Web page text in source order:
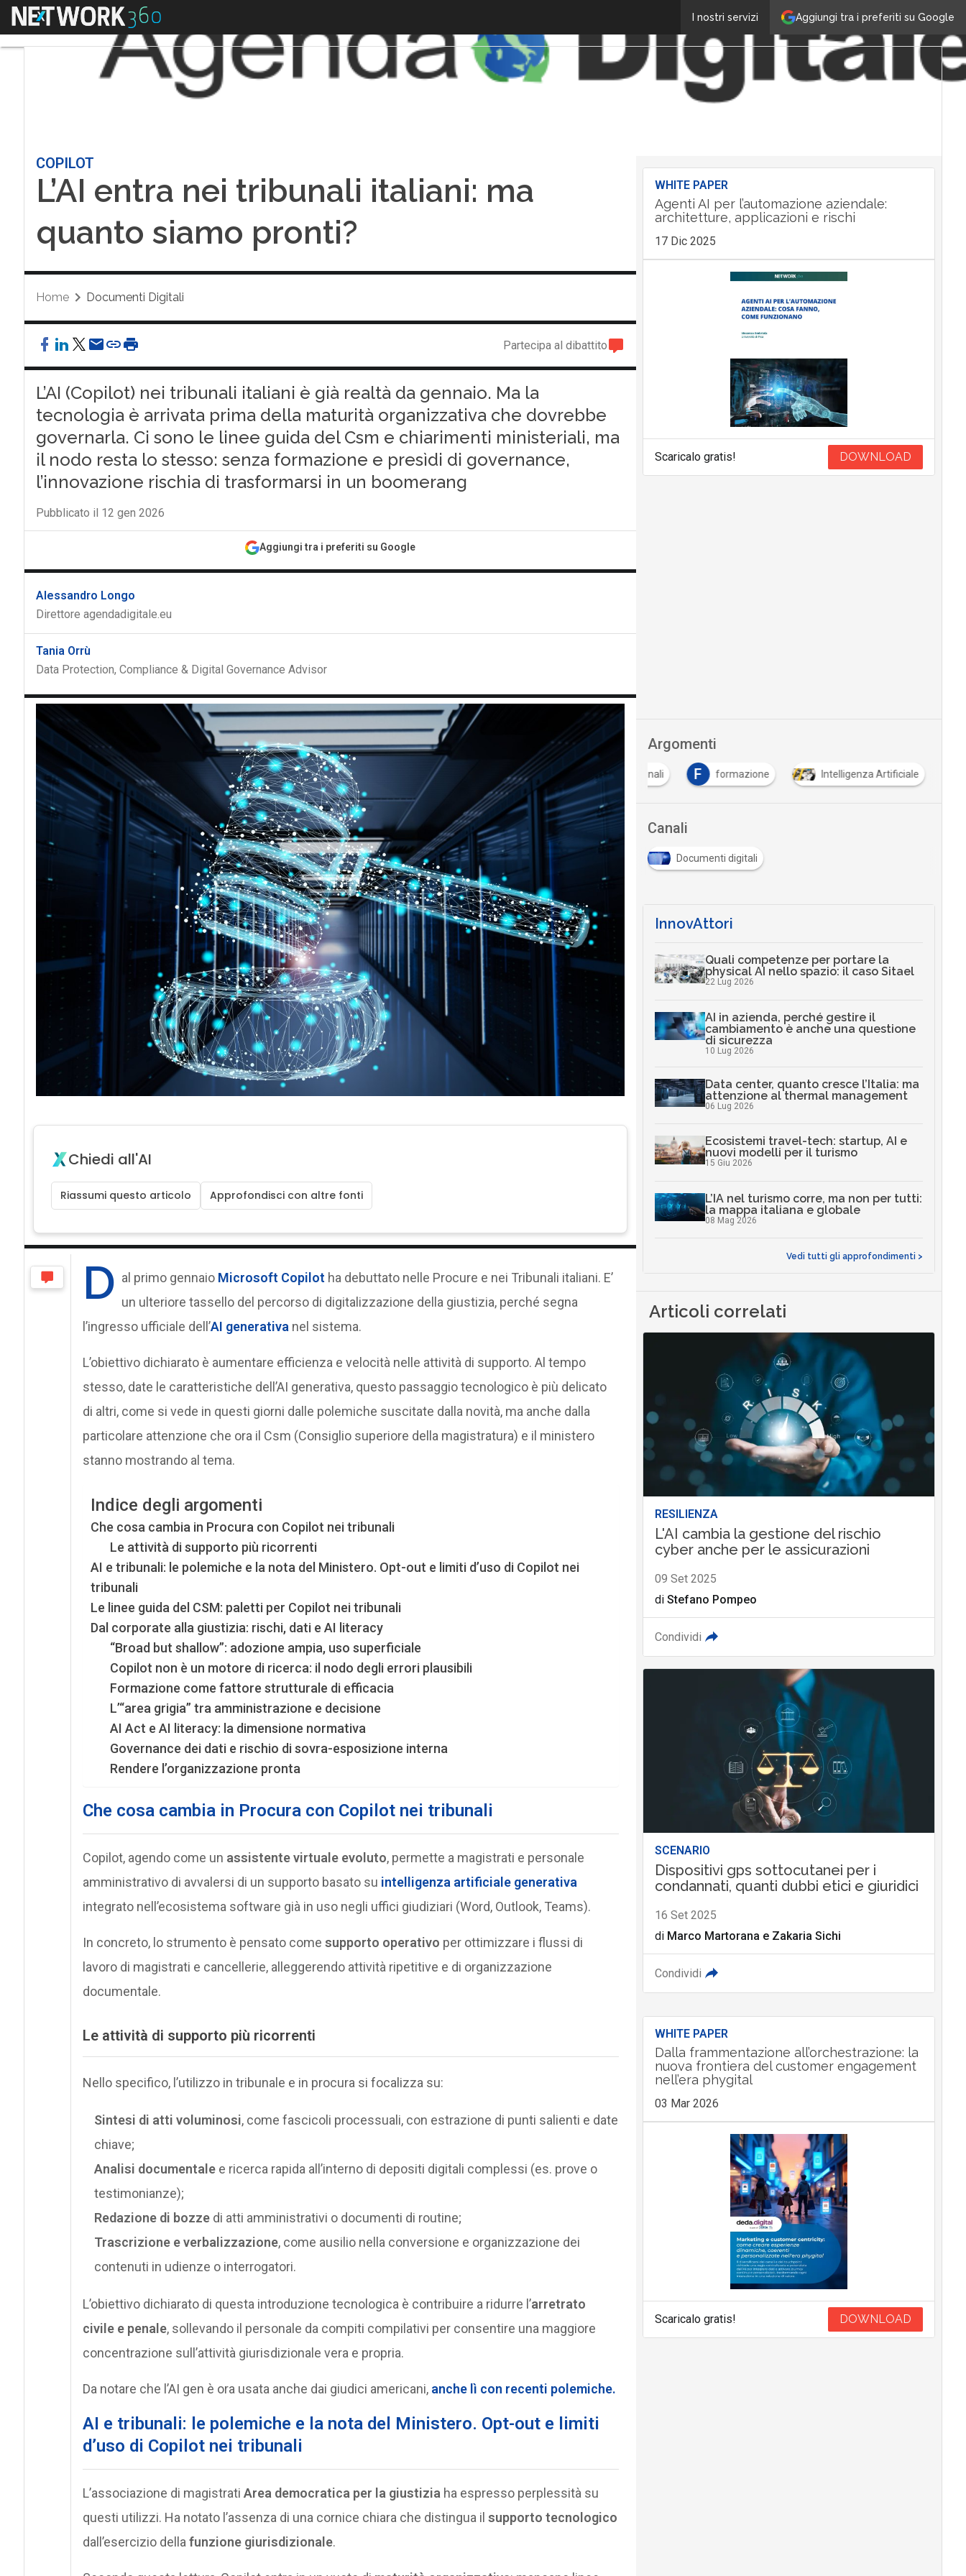
Aggiungi tra i preferiti su Google
I nostri servizi
Menu
COPILOT
L’AI entra nei tribunali italiani: ma
quanto siamo pronti?
Home Documenti Digitali
Partecipa al dibattito
L’AI (Copilot) nei tribunali italiani è già realtà da gennaio. Ma la
tecnologia è arrivata prima della maturità organizzativa che dovrebbe
governarla. Ci sono le linee guida del Csm e chiarimenti ministeriali, ma
il nodo resta lo stesso: senza formazione e presìdi di governance,
l’innovazione rischia di trasformarsi in un boomerang
Pubblicato il 12 gen 2026
Aggiungi tra i preferiti su Google
Alessandro Longo
Direttore agendadigitale.eu
Tania Orrù
Data Protection, Compliance & Digital Governance Advisor
Chiedi all'AI
Riassumi questo articolo Approfondisci con altre fonti
D al primo gennaio Microsoft Copilot ha debuttato nelle Procure e nei Tribunali italiani. E’
un ulteriore tassello del percorso di digitalizzazione della giustizia, perché segna
l’ingresso ufficiale dell’AI generativa nel sistema.
L’obiettivo dichiarato è aumentare efficienza e velocità nelle attività di supporto. Al tempo
stesso, date le caratteristiche dell’AI generativa, questo passaggio tecnologico è più delicato
di altri, come si vede in questi giorni dalle polemiche suscitate dalla novità, ma anche dalla
particolare attenzione che ora il Csm (Consiglio superiore della magistratura) e il ministero
stanno mostrando al tema.
Indice degli argomenti
Che cosa cambia in Procura con Copilot nei tribunali
Le attività di supporto più ricorrenti
AI e tribunali: le polemiche e la nota del Ministero. Opt-out e limiti d’uso di Copilot nei
tribunali
Le linee guida del CSM: paletti per Copilot nei tribunali
Dal corporate alla giustizia: rischi, dati e AI literacy
“Broad but shallow”: adozione ampia, uso superficiale
Copilot non è un motore di ricerca: il nodo degli errori plausibili
Formazione come fattore strutturale di efficacia
L’“area grigia” tra amministrazione e decisione
AI Act e AI literacy: la dimensione normativa
Governance dei dati e rischio di sovra-esposizione interna
Rendere l’organizzazione pronta
Che cosa cambia in Procura con Copilot nei tribunali
Copilot, agendo come un assistente virtuale evoluto, permette a magistrati e personale
amministrativo di avvalersi di un supporto basato su intelligenza artificiale generativa
integrato nell’ecosistema software già in uso negli uffici giudiziari (Word, Outlook, Teams).
In concreto, lo strumento è pensato come supporto operativo per ottimizzare i flussi di
lavoro di magistrati e cancellerie, alleggerendo attività ripetitive e di organizzazione
documentale.
Le attività di supporto più ricorrenti
Nello specifico, l’utilizzo in tribunale e in procura si focalizza su:
Sintesi di atti voluminosi, come fascicoli processuali, con estrazione di punti salienti e date
chiave;
Analisi documentalee ricerca rapida all’interno di depositi digitali complessi (es. prove o
testimonianze);
Redazione di bozzedi atti amministrativi o documenti di routine;
Trascrizione e verbalizzazione, come ausilio nella conversione e organizzazione dei
contenuti in udienze o interrogatori.
L’obiettivo dichiarato di questa introduzione tecnologica è contribuire a ridurre l’arretrato
civile e penale, sollevando il personale da compiti compilativi per consentire una maggiore
concentrazione sull’attività giurisdizionale vera e propria.
Da notare che l’AI gen è ora usata anche dai giudici americani, anche lì con recenti polemiche.
AI e tribunali: le polemiche e la nota del Ministero. Opt-out e limiti
d’uso di Copilot nei tribunali
L’associazione di magistrati Area democratica per la giustizia ha espresso perplessità su
questi utilizzi. Ha notato l’assenza di una cornice chiara che distingua il supporto tecnologico
dall’esercizio della funzione giurisdizionale.
WHITE PAPER
Agenti AI per l’automazione aziendale:
architetture, applicazioni e rischi
17 Dic 2025
Scaricalo gratis! DOWNLOAD
Argomenti
dati personali F formazione Intelligenza Artificiale
Canali
Documenti digitali
InnovAttori
Quali competenze per portare la
physical AI nello spazio: il caso Sitael
22 Lug 2026
AI in azienda, perché gestire il
cambiamento è anche una questione
di sicurezza
10 Lug 2026
Data center, quanto cresce l’Italia: ma
attenzione al thermal management
06 Lug 2026
Ecosistemi travel-tech: startup, AI e
nuovi modelli per il turismo
15 Giu 2026
L’IA nel turismo corre, ma non per tutti:
la mappa italiana e globale
08 Mag 2026
Vedi tutti gli approfondimenti >
Articoli correlati
RESILIENZA
L'AI cambia la gestione del rischio
cyber anche per le assicurazioni
09 Set 2025
di Stefano Pompeo
Condividi
SCENARIO
Dispositivi gps sottocutanei per i
condannati, quanti dubbi etici e giuridici
16 Set 2025
di Marco Martorana e Zakaria Sichi
Condividi
WHITE PAPER
Dalla frammentazione all’orchestrazione: la
nuova frontiera del customer engagement
nell’era phygital
03 Mar 2026
Scaricalo gratis! DOWNLOAD